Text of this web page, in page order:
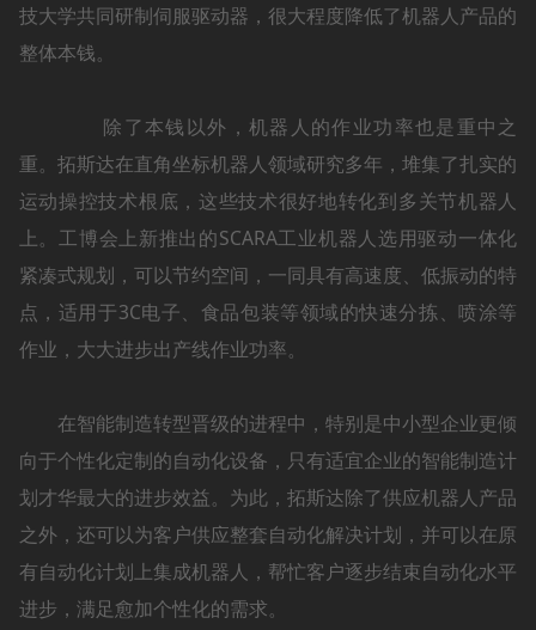
技大学共同研制伺服驱动器，很大程度降低了机器人产品的
整体本钱。
除了本钱以外，机器人的作业功率也是重中之
重。拓斯达在直角坐标机器人领域研究多年，堆集了扎实的
运动操控技术根底，这些技术很好地转化到多关节机器人
上。工博会上新推出的SCARA工业机器人选用驱动一体化
紧凑式规划，可以节约空间，一同具有高速度、低振动的特
点，适用于3C电子、食品包装等领域的快速分拣、喷涂等
作业，大大进步出产线作业功率。
在智能制造转型晋级的进程中，特别是中小型企业更倾
向于个性化定制的自动化设备，只有适宜企业的智能制造计
划才华最大的进步效益。为此，拓斯达除了供应机器人产品
之外，还可以为客户供应整套自动化解决计划，并可以在原
有自动化计划上集成机器人，帮忙客户逐步结束自动化水平
进步，满足愈加个性化的需求。